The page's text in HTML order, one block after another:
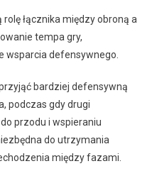
łącznika między obroną a
tempa gry,
wsparcia defensywnego.
bardziej defensywną
podczas gdy drugi
przodu i wspieraniu
do utrzymania
między fazami.